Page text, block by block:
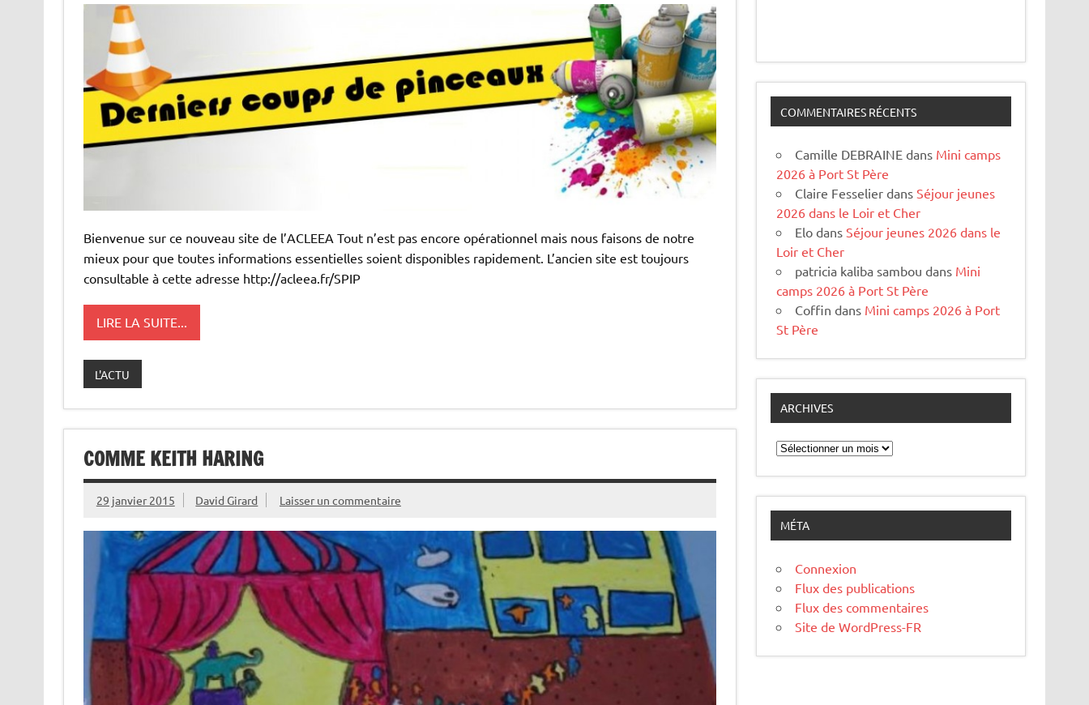
Bienvenue sur ce nouveau site de l’ACLEEA Tout n’est pas encore opérationnel mais nous faisons de notre
mieux pour que toutes informations essentielles soient disponibles rapidement. L’ancien site est toujours
consultable à cette adresse http://acleea.fr/SPIP
LIRE LA SUITE...
L'ACTU
COMME KEITH HARING
29 janvier 2015 David Girard Laisser un commentaire
COMMENTAIRES RÉCENTS
Camille DEBRAINE dans Mini camps
2026 à Port St Père
Claire Fesselier dansSéjour jeunes
2026 dans le Loir et Cher
Elo dansSéjour jeunes 2026 dans le
Loir et Cher
patricia kaliba sambou dans Mini
camps 2026 à Port St Père
Coffin dans Mini camps 2026 à Port
St Père
ARCHIVES
Archives
MÉTA
Connexion
Flux des publications
Flux des commentaires
Site de WordPress-FR